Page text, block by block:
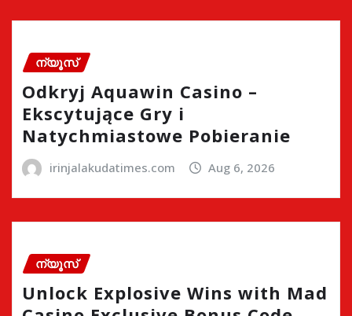
ന്യൂസ്
Odkryj Aquawin Casino –
Ekscytujące Gry i
Natychmiastowe Pobieranie
irinjalakudatimes.com Aug 6, 2026
ന്യൂസ്
Unlock Explosive Wins with Mad